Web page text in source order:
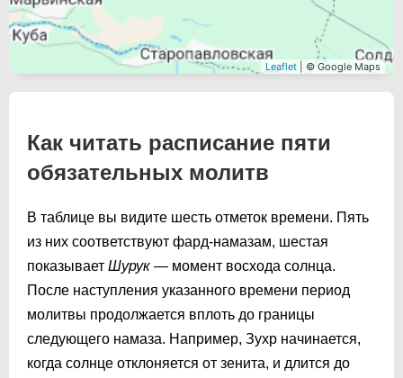
Leaflet | © Google Maps
Как читать расписание пяти
обязательных молитв
В таблице вы видите шесть отметок времени. Пять
из них соответствуют фард-намазам, шестая
показывает Шурук — момент восхода солнца.
После наступления указанного времени период
молитвы продолжается вплоть до границы
следующего намаза. Например, Зухр начинается,
когда солнце отклоняется от зенита, и длится до